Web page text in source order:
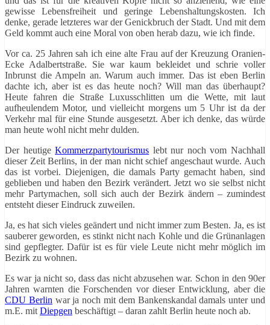
gewisse Lebensfreiheit und geringe Lebenshaltungskosten. Ich
denke, gerade letzteres war der Genickbruch der Stadt. Und mit dem
Geld kommt auch eine Moral von oben herab dazu, wie ich finde.
Vor ca. 25 Jahren sah ich eine alte Frau auf der Kreuzung Oranien-
Ecke Adalbertstraße. Sie war kaum bekleidet und schrie voller
Inbrunst die Ampeln an. Warum auch immer. Das ist eben Berlin
dachte ich, aber ist es das heute noch? Will man das überhaupt?
Heute fahren die Straße Luxusschlitten um die Wette, mit laut
aufheulendem Motor, und vielleicht morgens um 5 Uhr ist da der
Verkehr mal für eine Stunde ausgesetzt. Aber ich denke, das würde
man heute wohl nicht mehr dulden.
Der heutigeKommerzpartytourismus lebt nur noch vom Nachhall
dieser Zeit Berlins, in der man nicht schief angeschaut wurde. Auch
das ist vorbei. Diejenigen, die damals Party gemacht haben, sind
geblieben und haben den Bezirk verändert. Jetzt wo sie selbst nicht
mehr Partymachen, soll sich auch der Bezirk ändern – zumindest
entsteht dieser Eindruck zuweilen.
Ja, es hat sich vieles geändert und nicht immer zum Besten. Ja, es ist
sauberer geworden, es stinkt nicht nach Kohle und die Grünanlagen
sind gepflegter. Dafür ist es für viele Leute nicht mehr möglich im
Bezirk zu wohnen.
Es war ja nicht so, dass das nicht abzusehen war. Schon in den 90er
Jahren warnten die Forschenden vor dieser Entwicklung, aber die
CDU Berlin war ja noch mit dem Bankenskandal damals unter und
m.E. mit Diepgen beschäftigt – daran zahlt Berlin heute noch ab.